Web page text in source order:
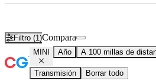
Filtro (1)Compara
MINI Año A 100 millas de
Transmisión Borrar todo